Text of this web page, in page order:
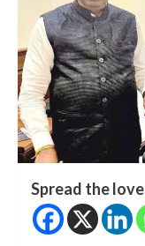
Spread the love